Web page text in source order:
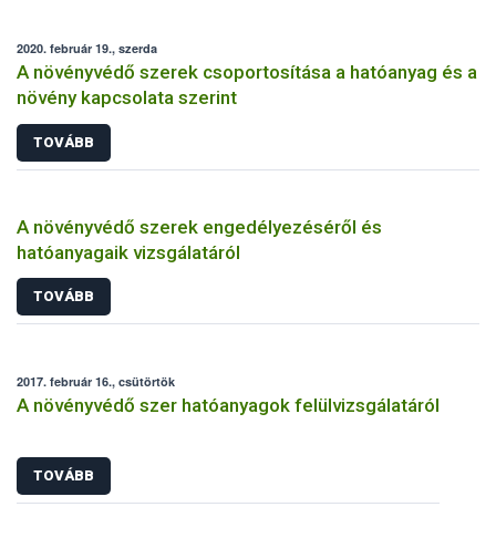
2020. február 19., szerda
A növényvédő szerek csoportosítása a hatóanyag és a
növény kapcsolata szerint
TOVÁBB
A növényvédő szerek engedélyezéséről és
hatóanyagaik vizsgálatáról
TOVÁBB
2017. február 16., csütörtök
A növényvédő szer hatóanyagok felülvizsgálatáról
TOVÁBB